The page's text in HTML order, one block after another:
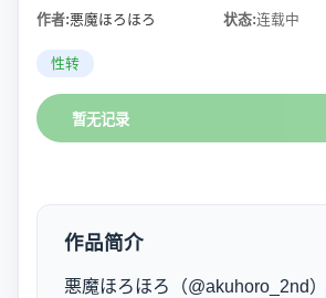
作者:悪魔ほろほろ 状态:连载中
性转
暂无记录
作品简介
悪魔ほろほろ（@akuhoro_2nd